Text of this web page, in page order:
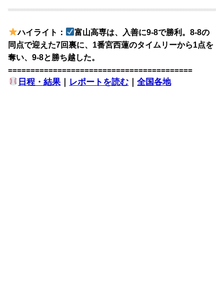
ハイライト：
富山高専は、入善に9-8で勝利。8-8の
同点で迎えた7回裏に、1番宮西蓮のタイムリーから1点を
奪い、9-8と勝ち越した。
=========================================
日程・結果 ｜ レポートを読む ｜全国各地